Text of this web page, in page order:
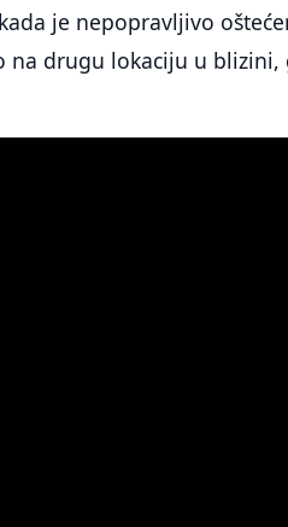
je nepopravljivo
na drugu lokaciju u blizini,